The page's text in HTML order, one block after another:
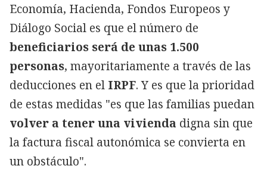
Economía, Hacienda, Fondos Europeos y
Diálogo Social es que el número de
beneficiarios será de unas 1.500
personas, mayoritariamente a través de las
deducciones en el IRPF. Y es que la prioridad
de estas medidas "es que las familias puedan
volver a tener una vivienda digna sin que
la factura fiscal autonómica se convierta en
un obstáculo".